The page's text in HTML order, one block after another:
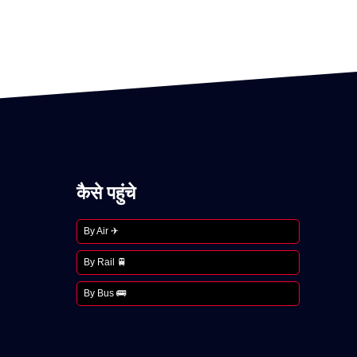
कैसे पहुंचे
By Air ✈
By Rail 🚆
By Bus 🚌